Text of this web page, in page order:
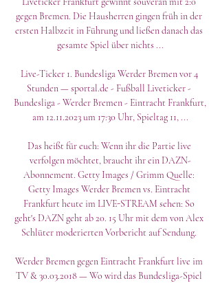
gegen Bremen. Die Hausherren gingen früh in der
ersten Halbzeit in Führung und ließen danach das
gesamte Spiel über nichts ...
Live-Ticker 1. Bundesliga Werder Bremen vor 4
Stunden — sportal.de - Fußball Liveticker -
Bundesliga - Werder Bremen - Eintracht Frankfurt,
am 12.11.2023 um 17:30 Uhr, Spieltag 11, ...
Das heißt für euch: Wenn ihr die Partie live
verfolgen möchtet, braucht ihr ein DAZN-
Abonnement. Getty Images / Grimm Quelle:
Getty Images Werder Bremen vs. Eintracht
Frankfurt heute im LIVE-STREAM sehen: So
geht's DAZN geht ab 20. 15 Uhr mit dem von Alex
Schlüter moderierten Vorbericht auf Sendung.
Werder Bremen gegen Eintracht Frankfurt live im
TV & 30.03.2018 — Wo wird das Bundesliga-Spiel